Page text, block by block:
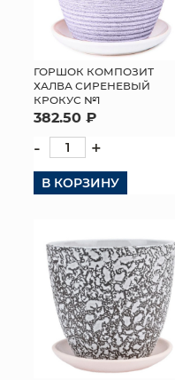
ГОРШОК КОМПОЗИТ
ХАЛВА СИРЕНЕВЫЙ
КРОКУС №1
382.50 ₽
- +
В КОРЗИНУ